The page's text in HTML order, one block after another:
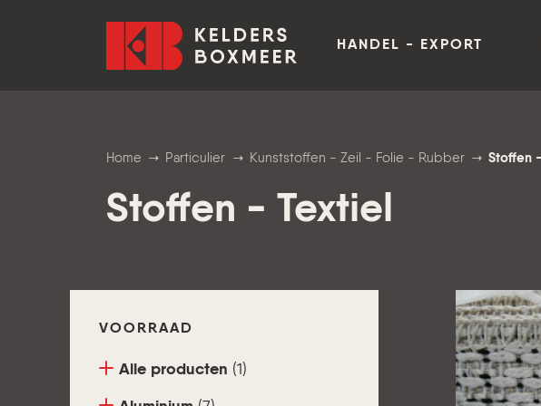
Kelders Boxmeer
HANDEL - EXPORT
Home Particulier Kunststoffen - Zeil - Folie - Rubber Stoffen
Stoffen - Textiel
VOORRAAD
Alle producten (1)